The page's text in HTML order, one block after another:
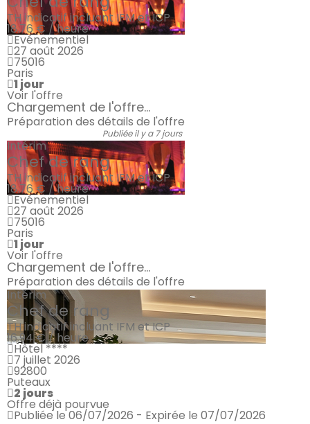
TH indicatif incluant IFM et ICP
18.76 € / heure
Evénementiel
27 août 2026
75016
Paris
1 jour
Voir l'offre
Chargement de l'offre...
Préparation des détails de l'offre
Publiée il y a 7 jours
Intérim
Chef de rang
TH indicatif incluant IFM et ICP
18.76 € / heure
Evénementiel
27 août 2026
75016
Paris
1 jour
Voir l'offre
Chargement de l'offre...
Préparation des détails de l'offre
Intérim
Chef de rang
TH indicatif incluant IFM et ICP
16.94 € / heure
Hôtel ****
7 juillet 2026
92800
Puteaux
2 jours
Offre déjà pourvue
Publiée le 06/07/2026 - Expirée le 07/07/2026